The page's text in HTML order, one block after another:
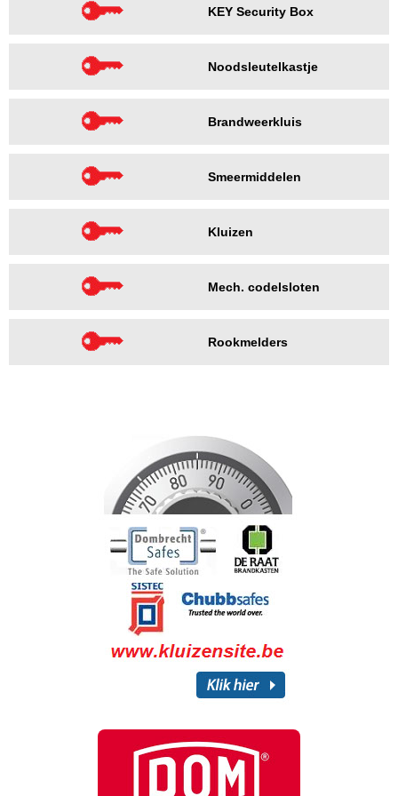
KEY Security Box
Noodsleutelkastje
Brandweerkluis
Smeermiddelen
Kluizen
Mech. codelsloten
Rookmelders